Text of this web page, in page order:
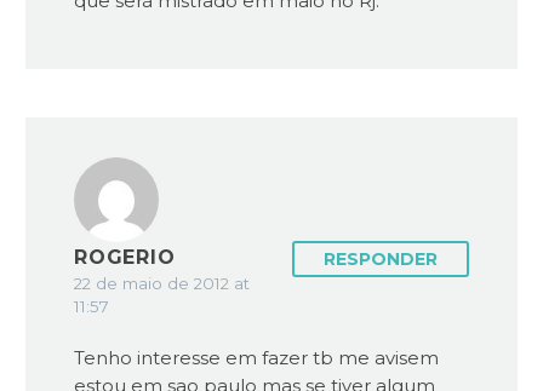
ROGERIO
22 de maio de 2012 at
11:57
RESPONDER
Tenho interesse em fazer tb me avisem
estou em sao paulo mas se tiver algum